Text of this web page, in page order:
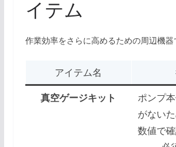
イテム
作業効率をさらに高めるための周辺機器
アイテム名
真空ゲージキット
ポンプ
がない
数値で